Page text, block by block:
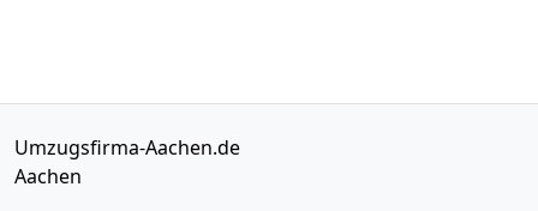
Umzugsfirma-Aachen.de
Aachen